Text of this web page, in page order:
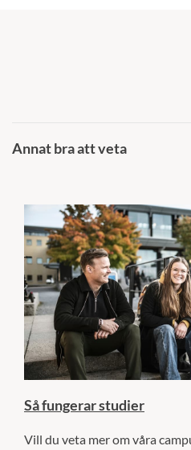
Annat bra att veta
Så fungerar studier
Vill du veta mer om våra